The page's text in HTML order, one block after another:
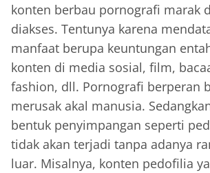
konten berbau pornografi marak
diakses. Tentunya karena
manfaat berupa keuntungan
konten di media sosial, film,
fashion, dll. Pornografi berperan
merusak akal manusia.
bentuk penyimpangan seperti
tidak akan terjadi tanpa adanya
luar. Misalnya, konten pedofilia